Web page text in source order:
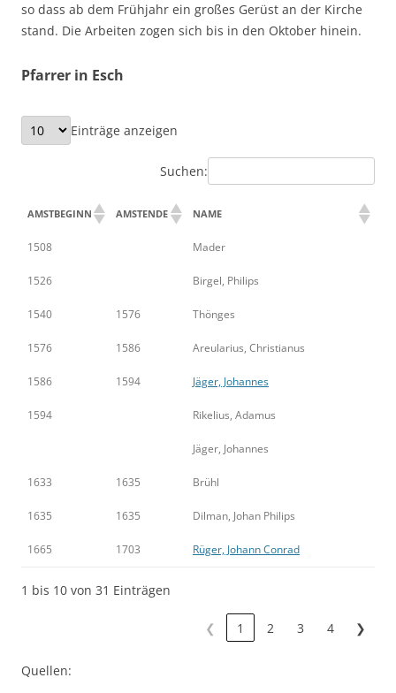
so dass ab dem Frühjahr ein großes Gerüst an der Kirche
stand. Die Arbeiten zogen sich bis in den Oktober hinein.
Pfarrer in Esch
Einträge anzeigen
Suchen:
AMSTBEGINN AMSTENDE NAME
1508 Mader
1526 Birgel, Philips
1540 1576 Thönges
1576 1586 Areularius, Christianus
1586 1594 Jäger, Johannes
1594 Rikelius, Adamus
Jäger, Johannes
1633 1635 Brühl
1635 1635 Dilman, Johan Philips
1665 1703 Rüger, Johann Conrad
1 bis 10 von 31 Einträgen
❮ 1 2 3 4 ❯
Quellen: